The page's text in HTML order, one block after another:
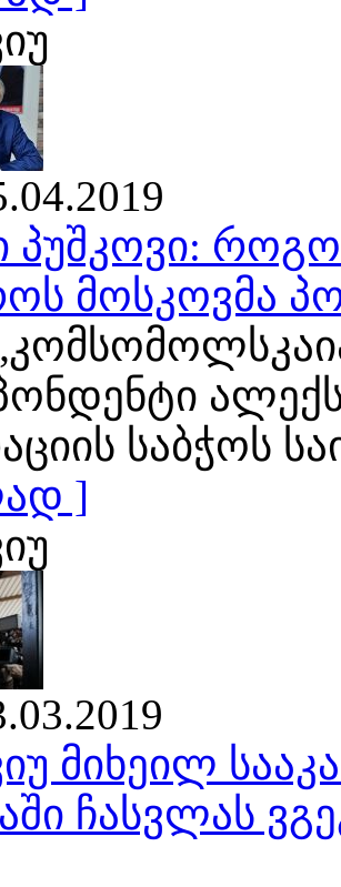
პუშკოვი:
მოსკოვმა
საბჭოს
]
მიხეილ
ჩასვლას